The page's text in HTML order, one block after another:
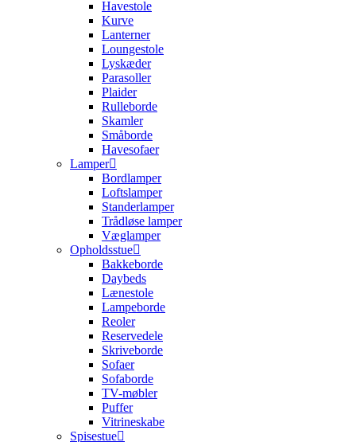
Havestole
Kurve
Lanterner
Loungestole
Lyskæder
Parasoller
Plaider
Rulleborde
Skamler
Småborde
Havesofaer
Lamper
Bordlamper
Loftslamper
Standerlamper
Trådløse lamper
Væglamper
Opholdsstue
Bakkeborde
Daybeds
Lænestole
Lampeborde
Reoler
Reservedele
Skriveborde
Sofaer
Sofaborde
TV-møbler
Puffer
Vitrineskabe
Spisestue